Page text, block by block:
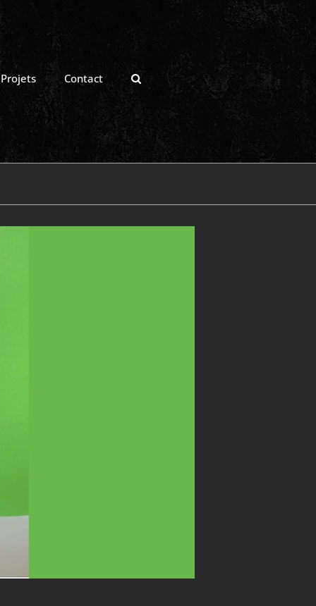
Projets Contact